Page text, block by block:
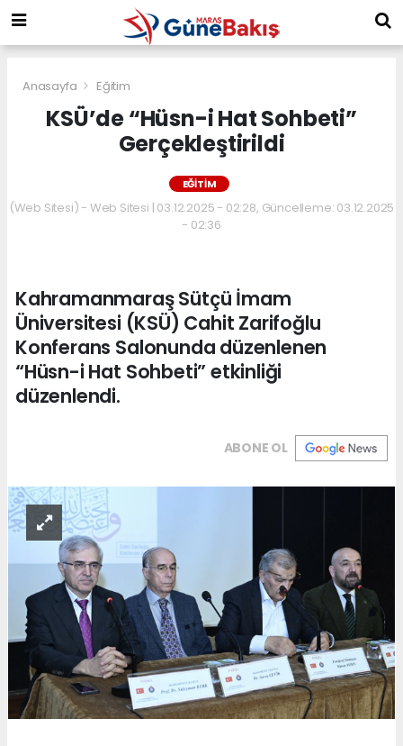
Anasayfa Eğitim
KSÜ’de “Hüsn-i Hat Sohbeti”
Gerçekleştirildi
EĞITIM
(Web Sitesi) - Web Sitesi | 03.12.2025 - 02:28, Güncelleme: 03.12.2025
- 02:36
Kahramanmaraş Sütçü İmam
Üniversitesi (KSÜ) Cahit Zarifoğlu
Konferans Salonunda düzenlenen
“Hüsn-i Hat Sohbeti” etkinliği
düzenlendi.
ABONE OL